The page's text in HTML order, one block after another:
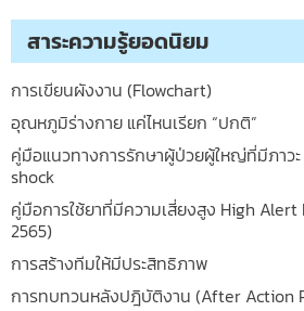
สาระความรู้ยอดนิยม
การเขียนผังงาน (Flowchart)
อุณหภูมิร่างกาย แค่ไหนเรียก “ปกติ”
คู่มือแนวทางการรักษาผู้ป่วยผู้ใหญ่ที่มีภาว
shock
คู่มือการใช้ยาที่มีความเสี่ยงสูง High
2565)
การสร้างทีมให้มีประสิทธิภาพ
การทบทวนหลังปฎิบัติงาน (After Action